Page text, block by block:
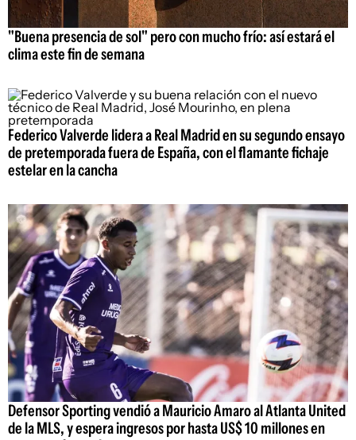
"Buena presencia de sol" pero con mucho frío: así estará el
clima este fin de semana
Federico Valverde lidera a Real Madrid en su segundo ensayo
de pretemporada fuera de España, con el flamante fichaje
estelar en la cancha
Defensor Sporting vendió a Mauricio Amaro al Atlanta United
de la MLS, y espera ingresos por hasta US$ 10 millones en